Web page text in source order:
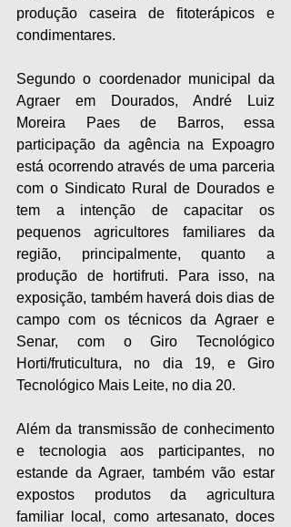
produção caseira de fitoterápicos e
condimentares.
Segundo o coordenador municipal da
Agraer em Dourados, André Luiz
Moreira Paes de Barros, essa
participação da agência na Expoagro
está ocorrendo através de uma parceria
com o Sindicato Rural de Dourados e
tem a intenção de capacitar os
pequenos agricultores familiares da
região, principalmente, quanto a
produção de hortifruti. Para isso, na
exposição, também haverá dois dias de
campo com os técnicos da Agraer e
Senar, com o Giro Tecnológico
Horti/fruticultura, no dia 19, e Giro
Tecnológico Mais Leite, no dia 20.
Além da transmissão de conhecimento
e tecnologia aos participantes, no
estande da Agraer, também vão estar
expostos produtos da agricultura
familiar local, como artesanato, doces